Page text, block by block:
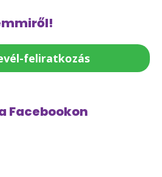
feliratkozás
Facebookon